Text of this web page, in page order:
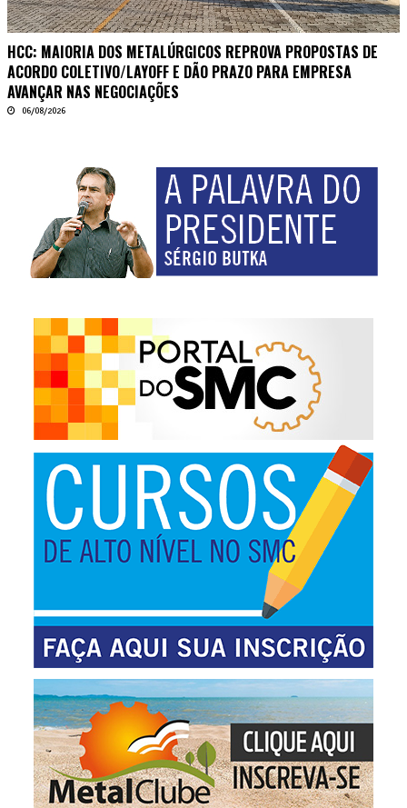
HCC: MAIORIA DOS METALÚRGICOS REPROVA PROPOSTAS DE
ACORDO COLETIVO/LAYOFF E DÃO PRAZO PARA EMPRESA
AVANÇAR NAS NEGOCIAÇÕES
06/08/2026